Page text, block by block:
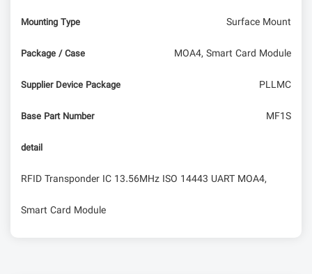
Mounting Type Surface Mount
Package / Case MOA4, Smart Card Module
Supplier Device Package PLLMC
Base Part Number MF1S
detail
RFID Transponder IC 13.56MHz ISO 14443 UART MOA4,
Smart Card Module